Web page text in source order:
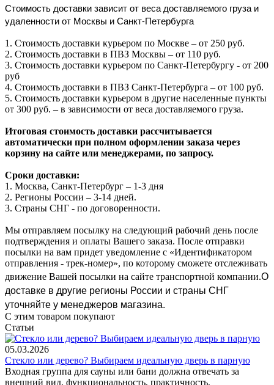
Стоимость доставки зависит от веса доставляемого груза и
удаленности от Москвы и Санкт-Петербурга
1. Стоимость доставки курьером по Москве – от 250 руб.
2. Стоимость доставки в ПВЗ Москвы – от 110 руб.
3. Стоимость доставки курьером по Санкт-Петербургу - от 200
руб
4. Стоимость доставки в ПВЗ Санкт-Петербурга – от 100 руб.
5. Стоимость доставки курьером в другие населенные пункты
от 300 руб. – в зависимости от веса доставляемого груза.
Итоговая стоимость доставки рассчитывается
автоматически при полном оформлении заказа через
корзину на сайте или менеджерами, по запросу.
Сроки доставки:
1. Москва, Санкт-Петербург – 1-3 дня
2. Регионы России – 3-14 дней.​
3. Страны СНГ - по договоренности.
Мы отправляем посылку на следующий рабочий день после
подтверждения и оплаты Вашего заказа. После отправки
посылки на вам придет уведомление с «Идентификатором
отправления - трек-номер», по которому сможете отслеживать
движение Вашей посылки на сайте транспортной компании.О
доставке в другие регионы России и страны СНГ
уточняйте у менеджеров магазина.
С этим товаром покупают
Статьи
05.03.2026
Стекло или дерево? Выбираем идеальную дверь в парную
Входная группа для сауны или бани должна отвечать за
внешний вид, функциональность, практичность,